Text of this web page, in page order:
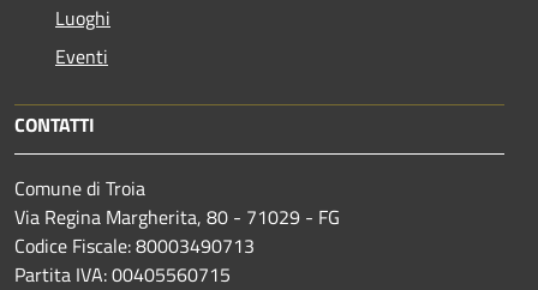
Luoghi
Eventi
CONTATTI
Comune di Troia
Via Regina Margherita, 80 - 71029 - FG
Codice Fiscale: 80003490713
Partita IVA: 00405560715